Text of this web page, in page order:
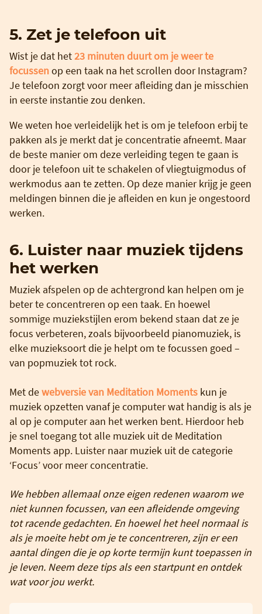
5. Zet je telefoon uit
Wist je dat het23 minuten duurt om je weer te
focussenop een taak na het scrollen door Instagram?
Je telefoon zorgt voor meer afleiding dan je misschien
in eerste instantie zou denken.
We weten hoe verleidelijk het is om je telefoon erbij te
pakken als je merkt dat je concentratie afneemt. Maar
de beste manier om deze verleiding tegen te gaan is
door je telefoon uit te schakelen of vliegtuigmodus of
werkmodus aan te zetten. Op deze manier krijg je geen
meldingen binnen die je afleiden en kun je ongestoord
werken.
6. Luister naar muziek tijdens
het werken
Muziek afspelen op de achtergrond kan helpen om je
beter te concentreren op een taak. En hoewel
sommige muziekstijlen erom bekend staan dat ze je
focus verbeteren, zoals bijvoorbeeld pianomuziek, is
elke muzieksoort die je helpt om te focussen goed –
van popmuziek tot rock.
Met dewebversie van Meditation Moments kun je
muziek opzetten vanaf je computer wat handig is als je
al op je computer aan het werken bent. Hierdoor heb
je snel toegang tot alle muziek uit de Meditation
Moments app. Luister naar muziek uit de categorie
‘Focus’ voor meer concentratie.
We hebben allemaal onze eigen redenen waarom we
niet kunnen focussen, van een afleidende omgeving
tot racende gedachten. En hoewel het heel normaal is
als je moeite hebt om je te concentreren, zijn er een
aantal dingen die je op korte termijn kunt toepassen in
je leven. Neem deze tips als een startpunt en ontdek
wat voor jou werkt.